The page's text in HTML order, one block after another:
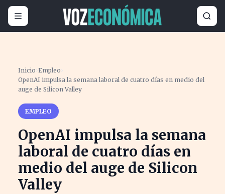
Inicio ›Empleo ›
OpenAI impulsa la semana laboral de cuatro días en medio del
auge de Silicon Valley
EMPLEO
OpenAI impulsa la semana
laboral de cuatro días en
medio del auge de Silicon
Valley